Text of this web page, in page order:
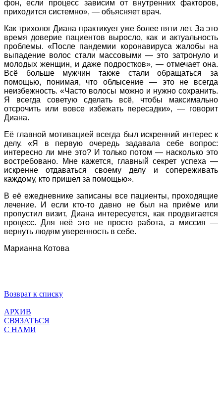
фон, если процесс зависим от внутренних факторов,
приходится системно», — объясняет врач.
Как трихолог Диана практикует уже более пяти лет. За это
время доверие пациентов выросло, как и актуальность
проблемы. «После пандемии коронавируса жалобы на
выпадение волос стали массовыми — это затронуло и
молодых женщин, и даже подростков», — отмечает она.
Всё больше мужчин также стали обращаться за
помощью, понимая, что облысение — это не всегда
неизбежность. «Часто волосы можно и нужно сохранить.
Я всегда советую сделать всё, чтобы максимально
отсрочить или вовсе избежать пересадки», — говорит
Диана.
Её главной мотивацией всегда был искренний интерес к
делу. «Я в первую очередь задавала себе вопрос:
интересно ли мне это? И только потом — насколько это
востребовано. Мне кажется, главный секрет успеха —
искренне отдаваться своему делу и сопереживать
каждому, кто пришел за помощью».
В её ежедневнике записаны все пациенты, проходящие
лечение. И если кто-то давно не был на приёме или
пропустил визит, Диана интересуется, как продвигается
процесс. Для неё это не просто работа, а миссия —
вернуть людям уверенность в себе.
Марианна Котова
Возврат к списку
АРХИВ
СВЯЗАТЬСЯ
С НАМИ